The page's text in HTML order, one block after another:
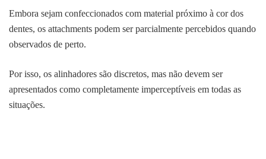
Embora sejam confeccionados com material próximo à cor dos
dentes, os attachments podem ser parcialmente percebidos quando
observados de perto.
Por isso, os alinhadores são discretos, mas não devem ser
apresentados como completamente imperceptíveis em todas as
situações.